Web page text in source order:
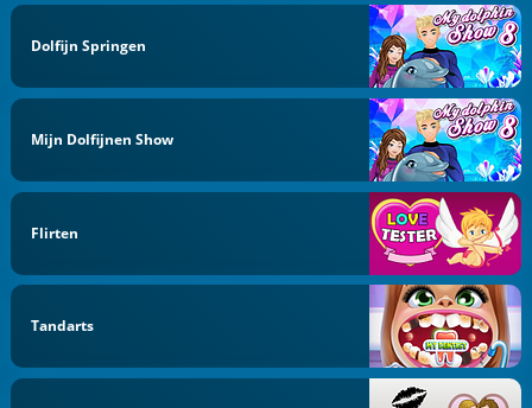
Dolfijn Springen
Mijn Dolfijnen Show
Flirten
Tandarts